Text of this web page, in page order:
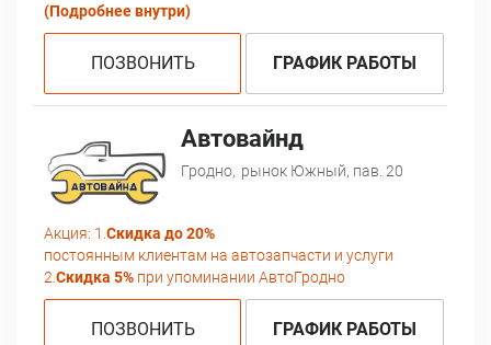
(Подробнее внутри)
ПОЗВОНИТЬ ГРАФИК РАБОТЫ
Автовайнд
Гродно, рынок Южный, пав. 20
Акция: 1. Скидка до 20%
постоянным клиентам на автозапчасти и услуги
2. Скидка 5% при упоминании АвтоГродно
ПОЗВОНИТЬ ГРАФИК РАБОТЫ